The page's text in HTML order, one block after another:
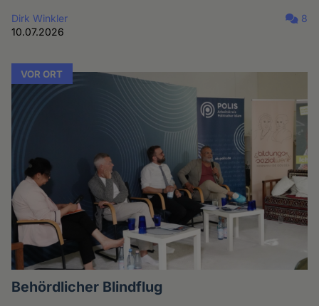
Dirk Winkler
10.07.2026
8
VOR ORT
Behördlicher Blindflug